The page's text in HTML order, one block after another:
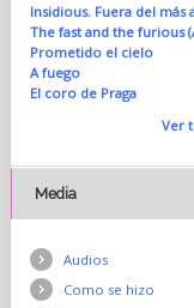
Insidious. Fuera del más
The fast and the furious
Prometido el cielo
A fuego
El coro de Praga
Ver
Media
Audios
Como se hizo